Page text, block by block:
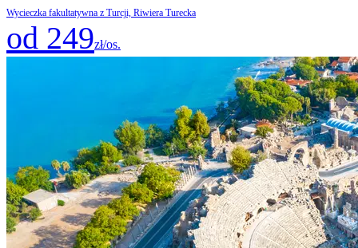
Wycieczka fakultatywna z Turcji, Riwiera Turecka
od 249zł/os.